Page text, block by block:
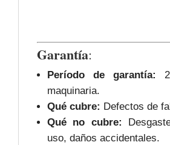
Garantía:
Período de garantía:
maquinaria.
Qué cubre: Defectos de
Qué no cubre:
uso, daños accidentales.